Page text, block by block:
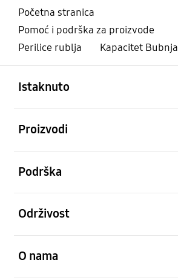
Početna stranica
Pomoć i podrška za proizvode
Perilice rublja
Kapacitet Bubnja
Istaknuto
Proizvodi
Podrška
Održivost
O nama